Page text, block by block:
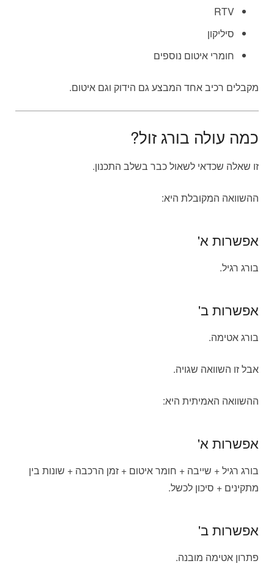
RTV
סיליקון
חומרי איטום נוספים
מקבלים רכיב אחד המבצע גם הידוק וגם איטום.
כמה עולה בורג זול?
זו שאלה שכדאי לשאול כבר בשלב התכנון.
ההשוואה המקובלת היא:
אפשרות א'
בורג רגיל.
אפשרות ב'
בורג אטימה.
אבל זו השוואה שגויה.
ההשוואה האמיתית היא:
אפשרות א'
בורג רגיל + שייבה + חומר איטום + זמן הרכבה + שונות בין
מתקינים + סיכון לכשל.
אפשרות ב'
פתרון אטימה מובנה.